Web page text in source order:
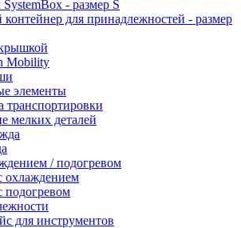
- размер S
для принадлежностей - размер
Mobility
элементы
транспортировки
мелких деталей
/ подогревом
охлаждением
подогревом
для инструментов